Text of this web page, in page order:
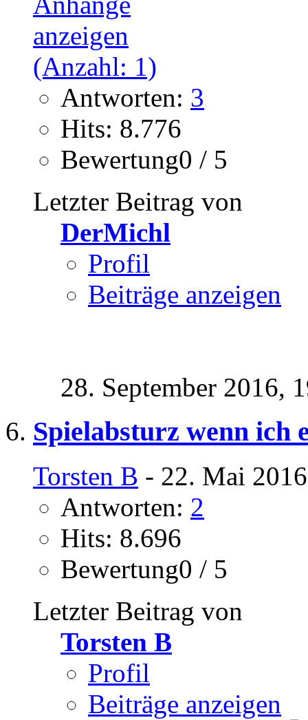
Antworten: 3
Hits: 8.776
Bewertung0 / 5
Letzter Beitrag von
DerMichl
Profil
Beiträge anzeigen
28. September 2016,
Spielabsturz wenn ich
Torsten B - 22. Mai
Antworten: 2
Hits: 8.696
Bewertung0 / 5
Letzter Beitrag von
Torsten B
Profil
Beiträge anzeigen